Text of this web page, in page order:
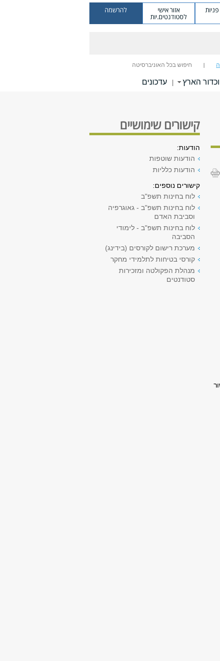
אזור אישי
לסטודנטים.יות
להרשמה
חיפוש בכל האוניברסיטה
הארץ | עדכונים
קישורים שימושיים
הודעות:
הודעות שוטפות
הודעות כלליות
קישורים נוספים:
לוח בחינות תשפ"ב
לוח בחינות תשפ"ב - גאוגרפיה
וסביבת האדם
לוח בחינות תשפ"ב - לימודי
הסביבה
מערכת רישום לקורסים (בידינג)
קורסי בטיחות לתלמידי מחקר
מנהלת הפקולטה ומזכירות
סטודנטים